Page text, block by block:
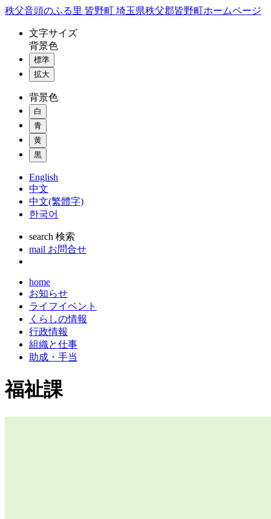
コ
秩父音頭のふる里 皆野町 埼玉県秩父郡皆野町ホームページ
文字サイズ
背景色
標準
拡大
背景色
白
青
黄
黒
English
中文
中文(繁體字)
한국어
search 検索
mail お問合せ
home
お知らせ
ライフイベント
くらしの情報
行政情報
組織と仕事
助成・手当
福祉課